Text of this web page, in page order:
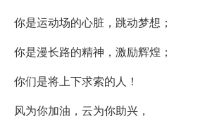
你是运动场的心脏，跳动梦想；
你是漫长路的精神，激励辉煌；
你们是将上下求索的人！
风为你加油，云为你助兴，